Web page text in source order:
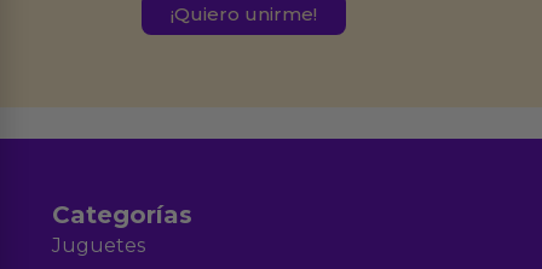
Destinatarios:Ferran Roig Muñoz. Podrás ejercer tus
Categorías
Juguetes